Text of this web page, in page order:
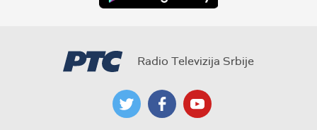
Radio Televizija Srbije